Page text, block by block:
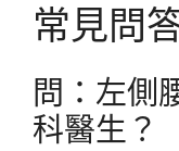
常見問
問：左側
科醫生？